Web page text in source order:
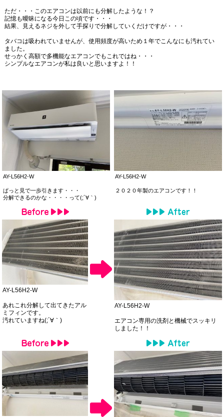
ただ・・・このエアコンは以前にも分解したような！？
記憶も曖昧になる今日この頃です・・・
結果、見えるネジを外して手探りで分解していくだけですが・・・
タバコは吸われていませんが、使用頻度が高いため１年でこんなにも汚れてい
ました。
せっかく高額で多機能なエアコンでもこれではね・・・
シンプルなエアコンが私は良いと思いますよ！！
AY-L56H2-W
ぱっと見で一歩引きます・・・
分解できるのかな・・・・って(;´∀｀)
AY-L56H2-W
２０２０年製のエアコンです！！
AY-L56H2-W
あれこれ分解して出てきたアル
ミフィンです。
汚れていますね(;´∀｀)
AY-L56H2-W
エアコン専用の洗剤と機械でスッキリ
しました！！